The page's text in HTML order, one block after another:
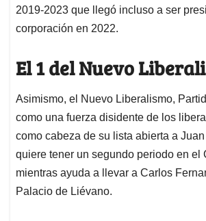
2019-2023 que llegó incluso a ser
corporación en 2022.
El 1 del Nuevo
Asimismo, el Nuevo Liberalismo,
como una fuerza disidente de los
como cabeza de su lista abierta a
quiere tener un segundo periodo en el
mientras ayuda a llevar a Carlos
Palacio de Liévano.